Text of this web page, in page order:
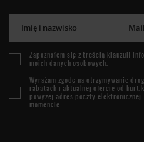
Imię i nazwisko Mail
Zapoznałem się z treścią klauzuli
moich danych osobowych.
Wyrażam zgodę na otrzymywanie
rabatach i aktualnej ofercie od
powyżej adres poczty elektronicznej.
momencie.